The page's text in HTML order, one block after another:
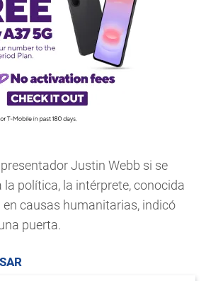
Justin Webb si se
política, la intérprete, conocida
causas humanitarias, indicó
puerta.